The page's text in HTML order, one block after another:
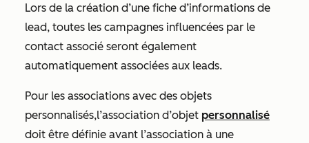
Lors de la création d’une fiche d’informations de
lead, toutes les campagnes influencées par le
contact associé seront également
automatiquement associées aux leads.
Pour les associations avec des objets
personnalisés,l’association d’objet personnalisé
doit être définie avant l’association à une